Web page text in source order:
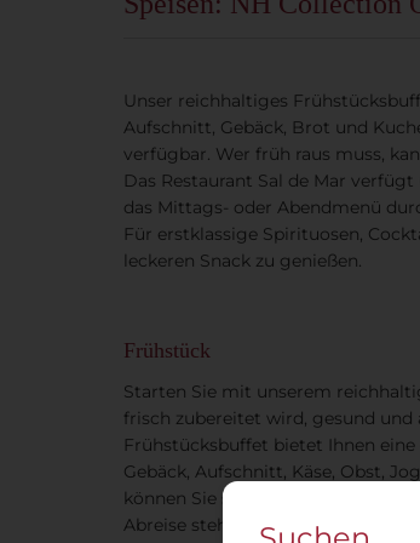
Unser reichhaltiges
Aufschnitt, Gebäck, Brot und
verfügbar. Wer früh raus muss,
Das Restaurant Sal de Mar
das Mittags- oder Abendmenü
Für erstklassige Spirituosen,
leckeren Snack zu genießen.
Frühstück
Starten Sie mit unserem
frisch zubereitet wird, gesund und
Frühstücksbuffet bietet Ihnen
Gebäck, Aufschnitt, Käse, Obst,
können Sie sich auch warme
Abreise steht Ihnen unser